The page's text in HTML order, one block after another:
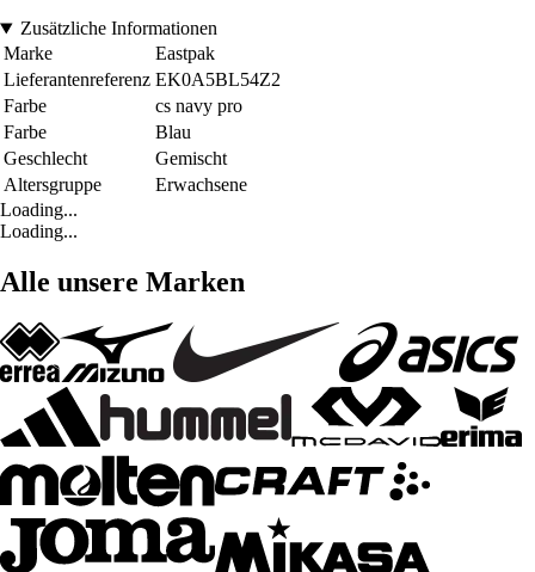
Zusätzliche Informationen
Marke
Eastpak
Lieferantenreferenz EK0A5BL54Z2
Farbe
cs navy pro
Farbe
Blau
Geschlecht
Gemischt
Altersgruppe
Erwachsene
Loading...
Loading...
Alle unsere Marken